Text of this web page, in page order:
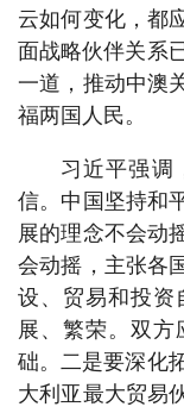
云如何变化，都
面战略伙伴关系
一道，推动中澳
福两国人民。
习近平强调
信。中国坚持和
展的理念不会动
会动摇，主张各
设、贸易和投资
展、繁荣。双
础。二是要深化
大利亚最大贸易